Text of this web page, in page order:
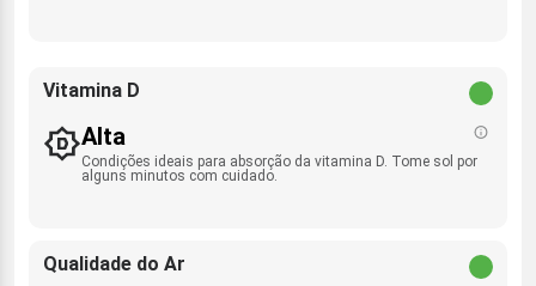
Vitamina D
Alta
Condições ideais para absorção da vitamina D. Tome sol por
alguns minutos com cuidado.
Qualidade do Ar